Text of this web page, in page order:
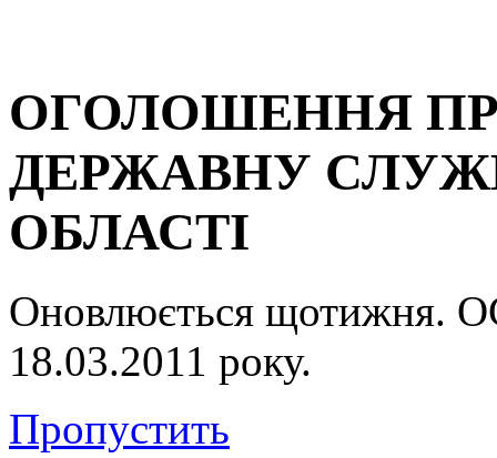
ОГОЛОШЕННЯ
ДЕРЖАВНУ
ОБЛАСТІ
Оновлюється
18.03.2011 року.
Пропустить